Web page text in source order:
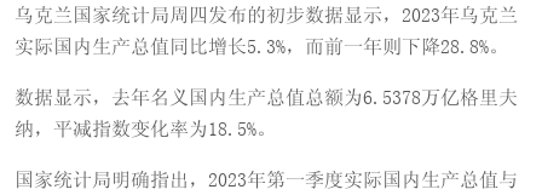
乌克兰国家统计局周四发布的初步数据显示，2023年乌克兰
实际国内生产总值同比增长5.3%，而前一年则下降28.8%。
数据显示，去年名义国内生产总值总额为6.5378万亿格里夫
纳，平减指数变化率为18.5%。
国家统计局明确指出，2023年第一季度实际国内生产总值与